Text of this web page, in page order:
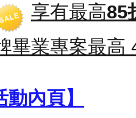
享有最高85
畢業專案最高
動內頁】